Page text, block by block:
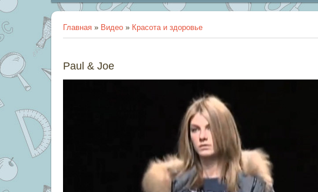
Главная » Видео » Красота и здоровье
Paul & Joe